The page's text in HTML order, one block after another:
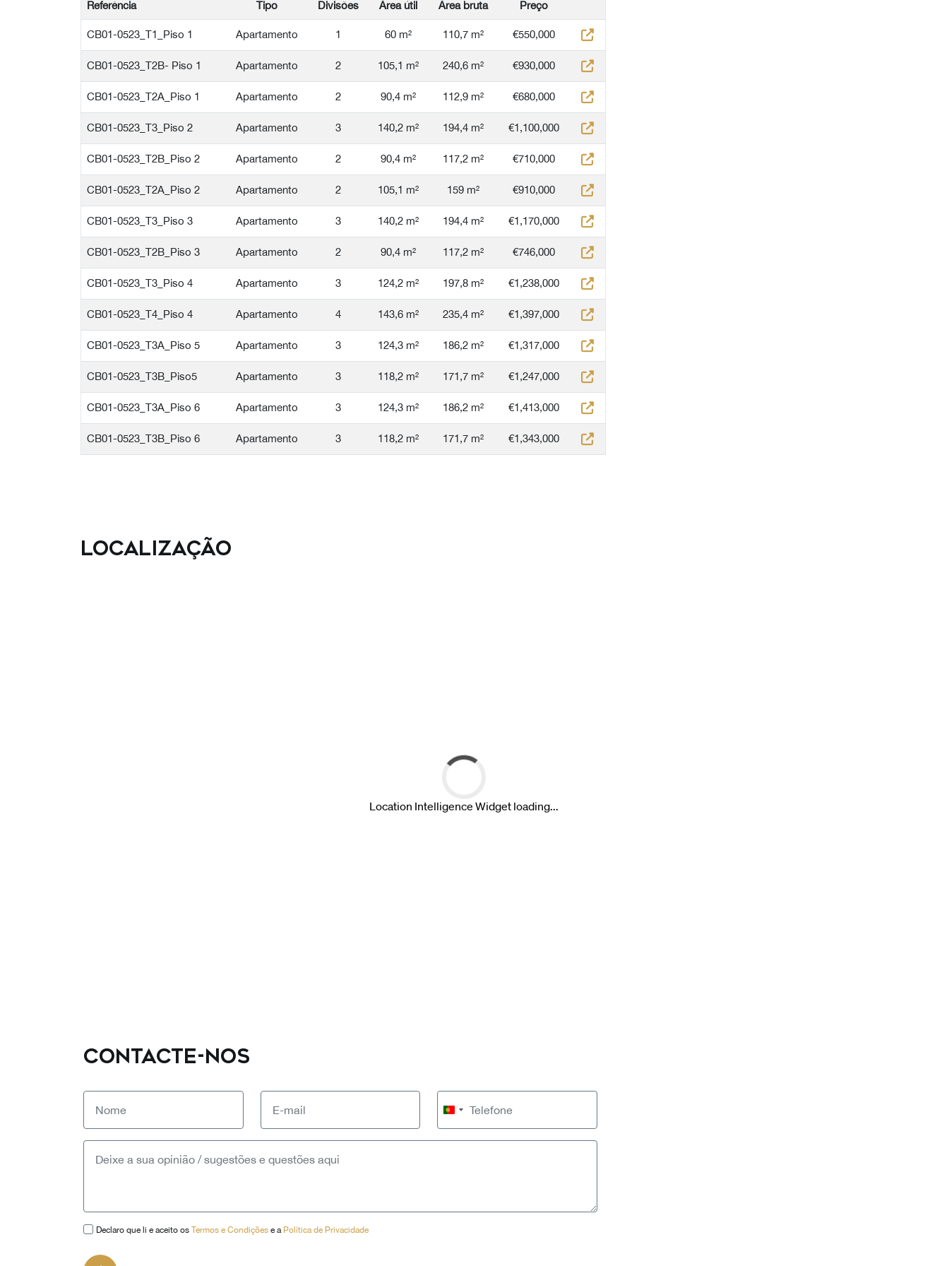
Referência Tipo Divisões Área útil Área bruta Preço
CB01-0523_T1_Piso 1 Apartamento 1 60 m² 110,7 m² €550,000
CB01-0523_T2B- Piso 1 Apartamento 2 105,1 m² 240,6 m² €930,000
CB01-0523_T2A_Piso 1 Apartamento 2 90,4 m² 112,9 m² €680,000
CB01-0523_T3_Piso 2 Apartamento 3 140,2 m² 194,4 m² €1,100,000
CB01-0523_T2B_Piso 2 Apartamento 2 90,4 m² 117,2 m² €710,000
CB01-0523_T2A_Piso 2 Apartamento 2 105,1 m² 159 m² €910,000
CB01-0523_T3_Piso 3 Apartamento 3 140,2 m² 194,4 m² €1,170,000
CB01-0523_T2B_Piso 3 Apartamento 2 90,4 m² 117,2 m² €746,000
CB01-0523_T3_Piso 4 Apartamento 3 124,2 m² 197,8 m² €1,238,000
CB01-0523_T4_Piso 4 Apartamento 4 143,6 m² 235,4 m² €1,397,000
CB01-0523_T3A_Piso 5 Apartamento 3 124,3 m² 186,2 m² €1,317,000
CB01-0523_T3B_Piso5 Apartamento 3 118,2 m² 171,7 m² €1,247,000
CB01-0523_T3A_Piso 6 Apartamento 3 124,3 m² 186,2 m² €1,413,000
CB01-0523_T3B_Piso 6 Apartamento 3 118,2 m² 171,7 m² €1,343,000
Localização
CONTACTE-NOS
Portugal
+351
Declaro que li e aceito os Termos e Condições e a Política de Privacidade